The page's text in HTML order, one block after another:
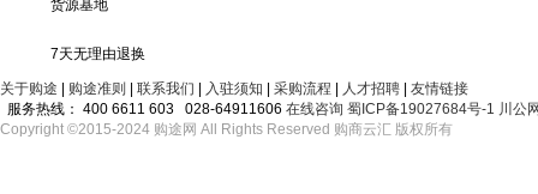
货源基地
7天无理由退换
关于购途 购途准则 联系我们 入驻须知 采购流程 人才招聘
友情链接
服务热线： 400 6611 603 028-64911606 在线咨询 蜀ICP备19027684号-1 川公
Copyright ©2015-2024 购途网 All Rights Reserved 购商云汇 版权所有